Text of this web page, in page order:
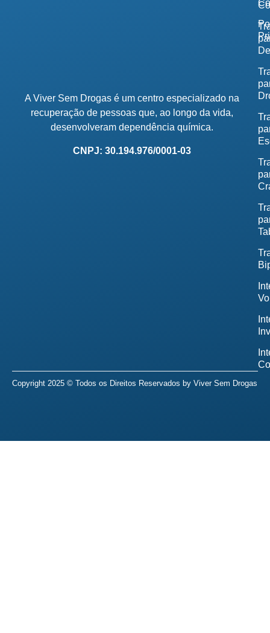
A Viver Sem Drogas é um centro especializado na
recuperação de pessoas que, ao longo da vida,
desenvolveram dependência química.
CNPJ: 30.194.976/0001-03
Copyright 2025 © Todos os Direitos Reservados by Viver Sem Drogas